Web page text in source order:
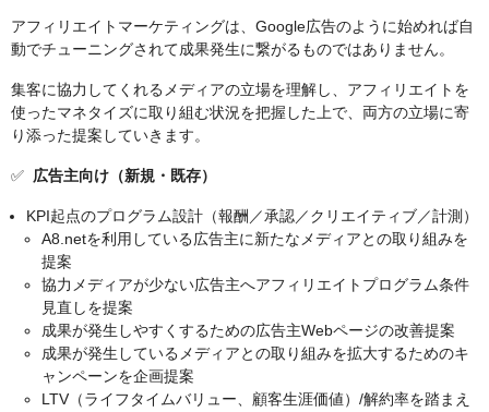
アフィリエイトマーケティングは、Google広告のように始めれば自
動でチューニングされて成果発生に繋がるものではありません。
集客に協力してくれるメディアの立場を理解し、アフィリエイトを
使ったマネタイズに取り組む状況を把握した上で、両方の立場に寄
り添った提案していきます。
✅ 広告主向け（新規・既存）
KPI起点のプログラム設計（報酬／承認／クリエイティブ／計測）
A8.netを利用している広告主に新たなメディアとの取り組みを
提案
協力メディアが少ない広告主へアフィリエイトプログラム条件
見直しを提案
成果が発生しやすくするための広告主Webページの改善提案
成果が発生しているメディアとの取り組みを拡大するためのキ
ャンペーンを企画提案
LTV（ライフタイムバリュー、顧客生涯価値）/解約率を踏まえ